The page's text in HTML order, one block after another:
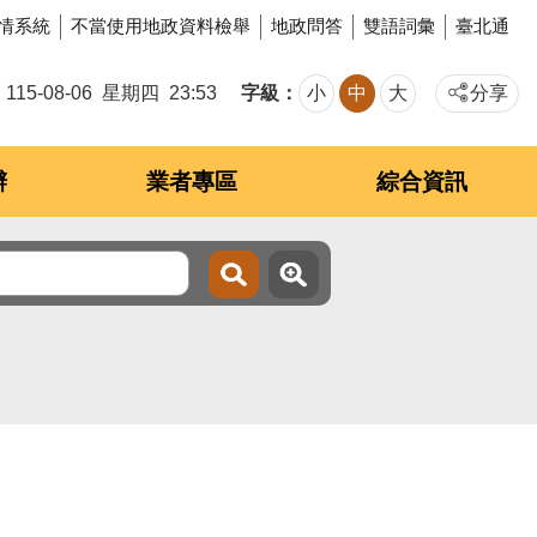
系統 不當使用地政資料檢舉 地政問答 雙語詞彙 臺北通
115-08-06 星期四 23:53 字級 小 中 大 分享
業者專區 綜合資訊